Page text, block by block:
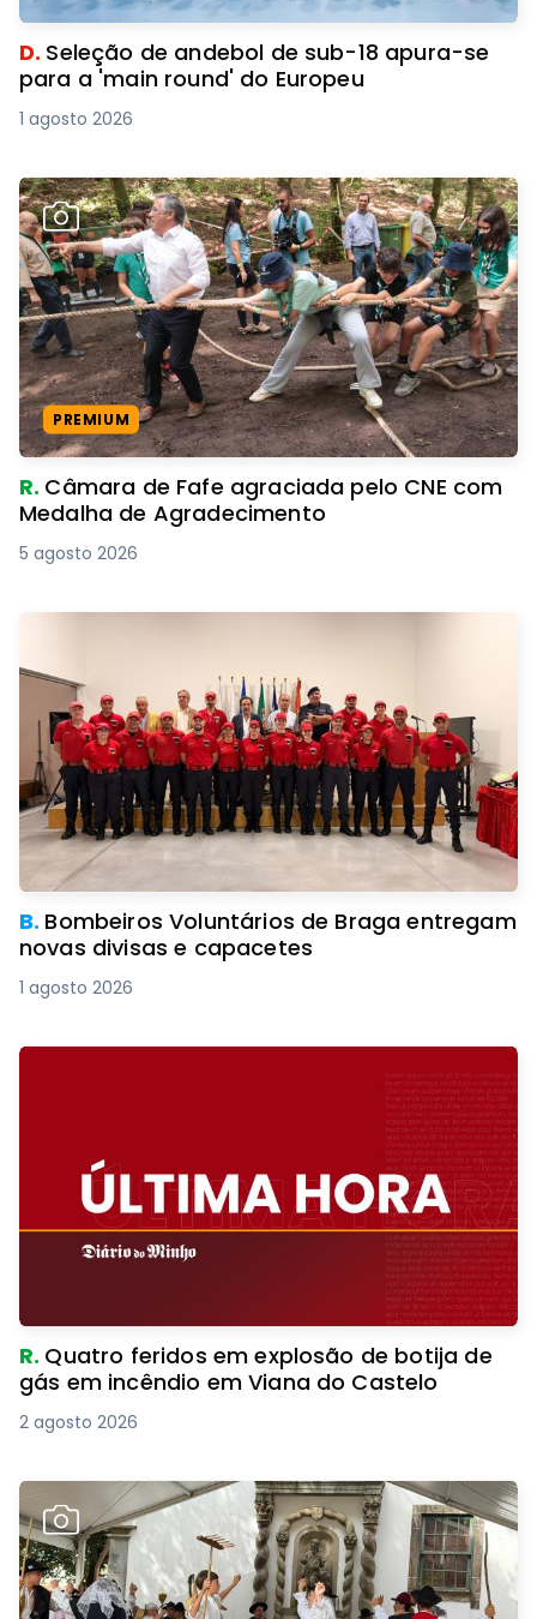
D. Seleção de andebol de sub-18 apura-se
para a 'main round' do Europeu
1 agosto 2026
PREMIUM
R. Câmara de Fafe agraciada pelo CNE com
Medalha de Agradecimento
5 agosto 2026
B. Bombeiros Voluntários de Braga entregam
novas divisas e capacetes
1 agosto 2026
R. Quatro feridos em explosão de botija de
gás em incêndio em Viana do Castelo
2 agosto 2026